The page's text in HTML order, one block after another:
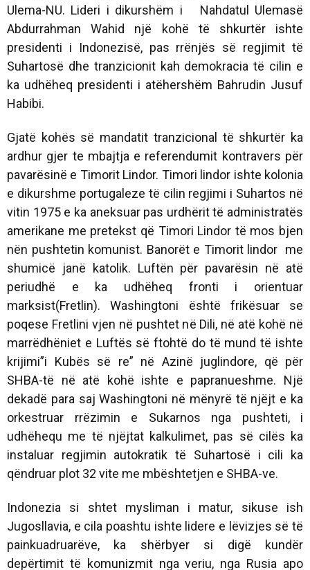
Ulema-NU. Lideri i dikurshëm i Nahdatul Ulemasë
Abdurrahman Wahid një kohë të shkurtër ishte
presidenti i Indonezisë, pas rrënjës së regjimit të
Suhartosë dhe tranzicionit kah demokracia të cilin e
ka udhëheq presidenti i atëhershëm Bahrudin Jusuf
Habibi.
Gjatë kohës së mandatit tranzicional të shkurtër ka
ardhur gjer te mbajtja e referendumit kontravers për
pavarësinë e Timorit Lindor. Timori lindor ishte kolonia
e dikurshme portugaleze të cilin regjimi i Suhartos në
vitin 1975 e ka aneksuar pas urdhërit të administratës
amerikane me pretekst që Timori Lindor të mos bjen
nën pushtetin komunist. Banorët e Timorit lindor me
shumicë janë katolik. Luftën për pavarësin në atë
periudhë e ka udhëheq fronti i orientuar
marksist(Fretlin). Washingtoni është frikësuar se
poqese Fretlini vjen në pushtet në Dili, në atë kohë në
marrëdhëniet e Luftës së ftohtë do të mund të ishte
krijimi”i Kubës së re” në Azinë juglindore, që për
SHBA-të në atë kohë ishte e papranueshme. Një
dekadë para saj Washingtoni në mënyrë të njëjt e ka
orkestruar rrëzimin e Sukarnos nga pushteti, i
udhëhequ me të njëjtat kalkulimet, pas së cilës ka
instaluar regjimin autokratik të Suhartosë i cili ka
qëndruar plot 32 vite me mbështetjen e SHBA-ve.
Indonezia si shtet mysliman i matur, sikuse ish
Jugosllavia, e cila poashtu ishte lidere e lëvizjes së të
painkuadruarëve, ka shërbyer si digë kundër
depërtimit të komunizmit nga veriu, nga Rusia apo